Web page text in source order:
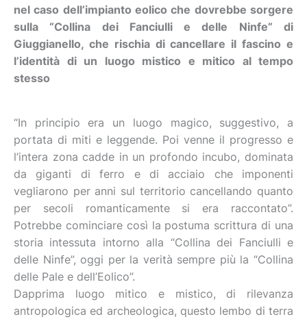
nel caso dell’impianto eolico che dovrebbe sorgere
sulla “Collina dei Fanciulli e delle Ninfe” di
Giuggianello, che rischia di cancellare il fascino e
l’identità di un luogo mistico e mitico al tempo
stesso
“In principio era un luogo magico, suggestivo, a
portata di miti e leggende. Poi venne il progresso e
l’intera zona cadde in un profondo incubo, dominata
da giganti di ferro e di acciaio che imponenti
vegliarono per anni sul territorio cancellando quanto
per secoli romanticamente si era raccontato”.
Potrebbe cominciare così la postuma scrittura di una
storia intessuta intorno alla “Collina dei Fanciulli e
delle Ninfe”, oggi per la verità sempre più la “Collina
delle Pale e dell’Eolico”.
Dapprima luogo mitico e mistico, di rilevanza
antropologica ed archeologica, questo lembo di terra